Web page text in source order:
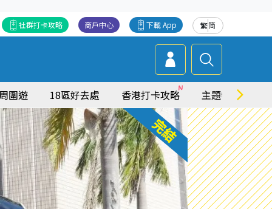
繁简
下載 App
商戶中心
社群打卡攻略
圍遊 18區好去處 香港打卡攻略 主題特集